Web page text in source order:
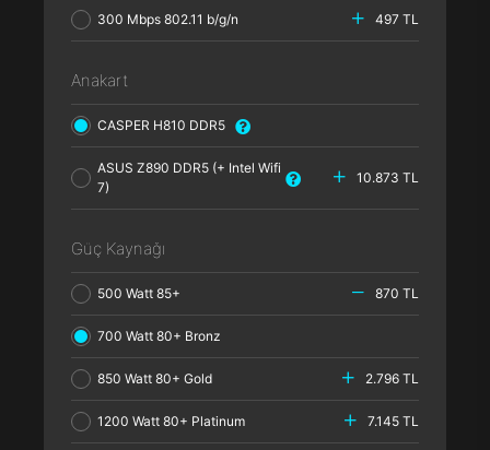
300 Mbps 802.11 b/g/n 497 TL
Anakart
CASPER H810 DDR5
ASUS Z890 DDR5 (+ Intel Wifi
7)
10.873 TL
Güç Kaynağı
500 Watt 85+ 870 TL
700 Watt 80+ Bronz
850 Watt 80+ Gold 2.796 TL
1200 Watt 80+ Platinum 7.145 TL